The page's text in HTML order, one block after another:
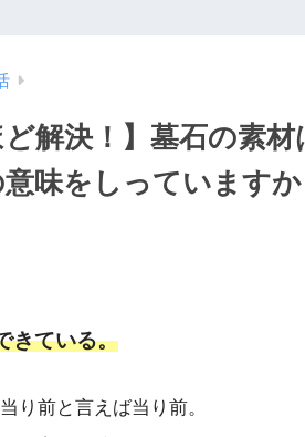
ど解決！】墓石の素
味をしっていますか
きている。
り前と言えば当り前。